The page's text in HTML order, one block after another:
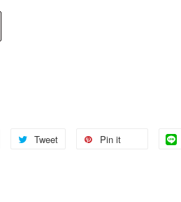
Tweet Pin it